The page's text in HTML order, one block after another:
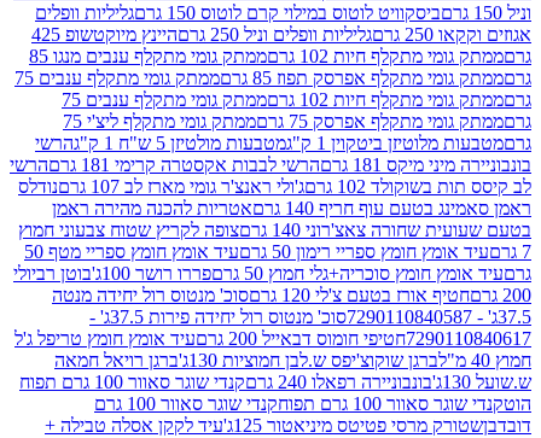
ביסקוויט לוטוס במילוי קרם לוטוס 150 גרם
גליליות וופלים
גרם
גליליות וופלים וניל 250 גרם
היינץ מיוקטשופ 425
מתקלף חיות 102 גרם
ממתק גומי מתקלף ענבים מנגו 85
מתקלף אפרסק תפוז 85 גרם
ממתק גומי מתקלף ענבים 75
מתקלף חיות 102 גרם
ממתק גומי מתקלף ענבים 75
מתקלף אפרסק 75 גרם
ממתק גומי מתקלף ליצ'י 75
ביטקוין 1 ק"ג
מטבעות מולטיזן 5 ש"ח 1 ק"ג
הרשי
מיקס 181 גרם
הרשי לבבות אקסטרה קרימי 181 גרם
הרשי
102 גרם
ג'ולי ראנצ'ר גומי מארז לב 107 גרם
נודלס
עוף חריף 140 גרם
אטריות להכנה מהירה ראמן
שחורה צאצ'רוני 140 גרם
צופה לקריץ שטוח צבעוני חמוץ
חומץ ספריי רימון 50 גרם
עיד אומץ חומץ ספריי מטף 50
חומץ סוכריה+גלי חמוץ 50 גרם
פררו רושר 100ג'
בוטן רביולי
אורז בטעם צ'לי 120 גרם
סוכ' מנטוס רול יחידה מנטה
סוכ' מנטוס רול יחידה פירות 37.5ג' -
חטיפי חומוס דבאייל 200 גרם
עיד אומץ חומץ טריפל ג'ל
ברגן שוקוצ'יפס ש.לבן חמוציות 130ג'
ברגן רויאל חמאה
בונבוניירה רפאלו 240 גרם
קנדי שוגר סאוור 100 גרם תפוח
100 גרם תפוח
קנדי שוגר סאוור 100 גרם
מרסי פטיטס מיניאטור 125ג'
עיד לקקן אסלה טבילה +